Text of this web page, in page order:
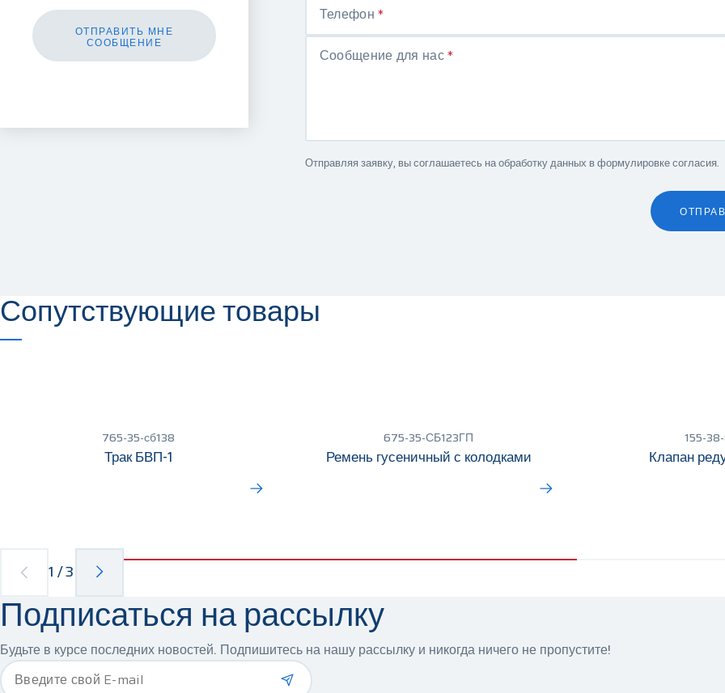
ОТПРАВИТЬ МНЕ
СООБЩЕНИЕ
Телефон*
Сообщение для нас*
Отправляя заявку, вы соглашаетесь на обработку данных вформулировке согласия.
Сопутствующие товары
765-35-сб138
Трак БВП-1
675-35-СБ123ГП
Ремень гусеничный с колодками
155-
Клапан
1 /3
Подписаться на рассылку
Будьте в курсе последних новостей. Подпишитесь на нашу рассылку и никогда ничего не пропустите!
Введите свой E-mail*